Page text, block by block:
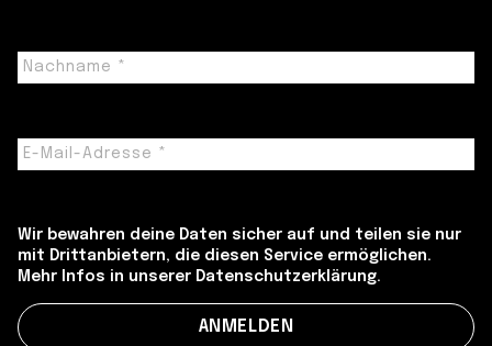
Wir bewahren deine Daten sicher auf und teilen sie nur
mit Drittanbietern, die diesen Service ermöglichen.
Mehr Infos in unserer Datenschutzerklärung.